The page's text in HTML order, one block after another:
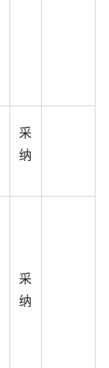
采
纳
采
纳